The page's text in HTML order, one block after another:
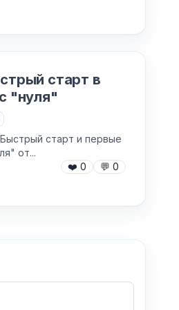
старт в
"нуля"
старт и первые
от...
❤️ 0 💬 0